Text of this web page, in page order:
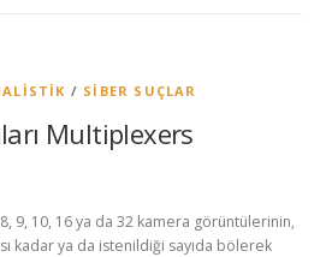
/ SIBER SUÇLAR
Multiplexers
9, 10, 16 ya da 32 kamera görüntülerinin,
kadar ya da istenildiği sayıda bölerek